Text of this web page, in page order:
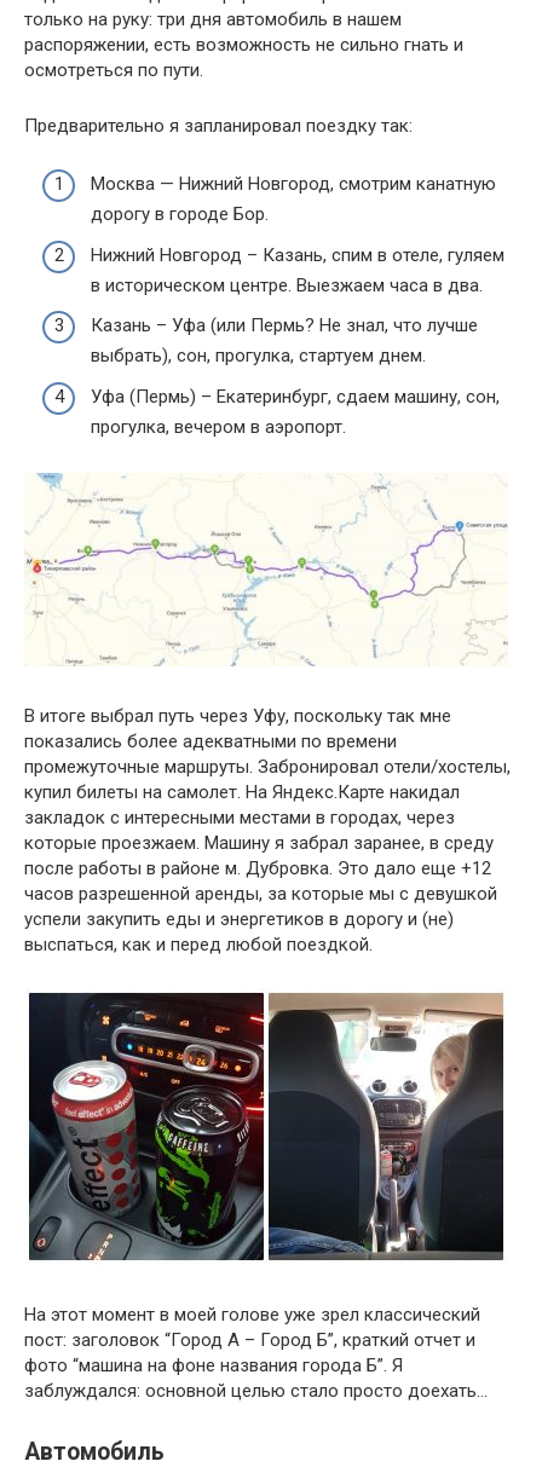
только на руку: три дня автомобиль в нашем
распоряжении, есть возможность не сильно гнать и
осмотреться по пути.
Предварительно я запланировал поездку так:
Москва — Нижний Новгород, смотрим канатную
дорогу в городе Бор.
Нижний Новгород – Казань, спим в отеле, гуляем
в историческом центре. Выезжаем часа в два.
Казань – Уфа (или Пермь? Не знал, что лучше
выбрать), сон, прогулка, стартуем днем.
Уфа (Пермь) – Екатеринбург, сдаем машину, сон,
прогулка, вечером в аэропорт.
В итоге выбрал путь через Уфу, поскольку так мне
показались более адекватными по времени
промежуточные маршруты. Забронировал отели/хостелы,
купил билеты на самолет. На Яндекс.Карте накидал
закладок с интересными местами в городах, через
которые проезжаем. Машину я забрал заранее, в среду
после работы в районе м. Дубровка. Это дало еще +12
часов разрешенной аренды, за которые мы с девушкой
успели закупить еды и энергетиков в дорогу и (не)
выспаться, как и перед любой поездкой.
На этот момент в моей голове уже зрел классический
пост: заголовок “Город А – Город Б”, краткий отчет и
фото “машина на фоне названия города Б”. Я
заблуждался: основной целью стало просто доехать…
Автомобиль